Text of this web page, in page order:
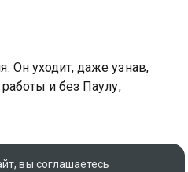
Он уходит, даже узнав,
и без Паулу,
вы соглашаетесь